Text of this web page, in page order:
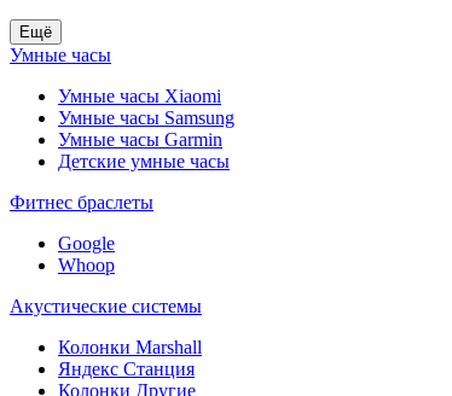
Ещё
Умные часы
Умные часы Xiaomi
Умные часы Samsung
Умные часы Garmin
Детские умные часы
Фитнес браслеты
Google
Whoop
Акустические системы
Колонки Marshall
Яндекс Станция
Колонки Другие